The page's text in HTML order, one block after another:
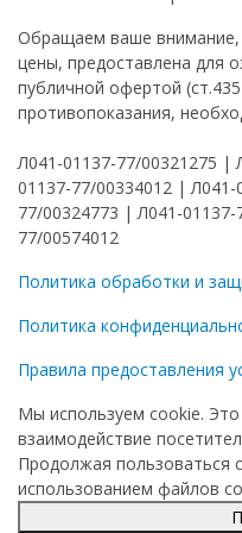
Обращаем ваше
цены, предоставлена для
публичной офертой
противопоказания,
Л041-01137-77/00321275 |
01137-77/00334012 |
77/00324773 | Л041-
77/00574012
Политика обработки и
Политика
Правила предоставления
Мы используем cookie.
взаимодействие
Продолжая пользоваться
использованием файлов